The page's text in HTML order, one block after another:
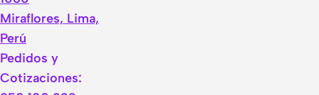
Miraflores, Lima,
Perú
Pedidos y
Cotizaciones: